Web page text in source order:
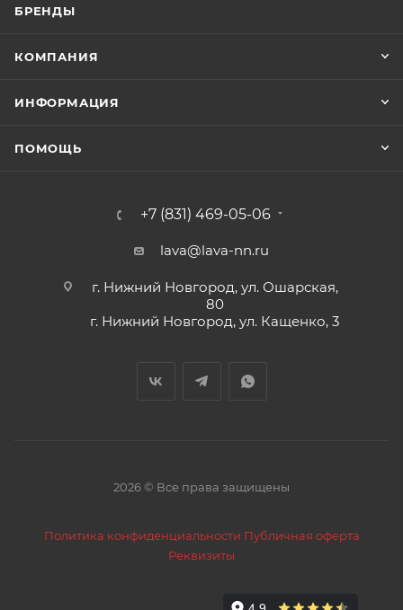
БРЕНДЫ
КОМПАНИЯ
ИНФОРМАЦИЯ
ПОМОЩЬ
+7 (831) 469-05-06
lava@lava-nn.ru
г. Нижний Новгород, ул. Ошарская,
80
г. Нижний Новгород, ул. Кащенко, 3
2026 © Все права защищены
Политика конфиденциальности Публичная оферта
Реквизиты